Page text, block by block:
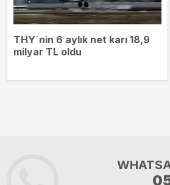
THY`nin 6 aylık net karı 18,9
milyar TL oldu